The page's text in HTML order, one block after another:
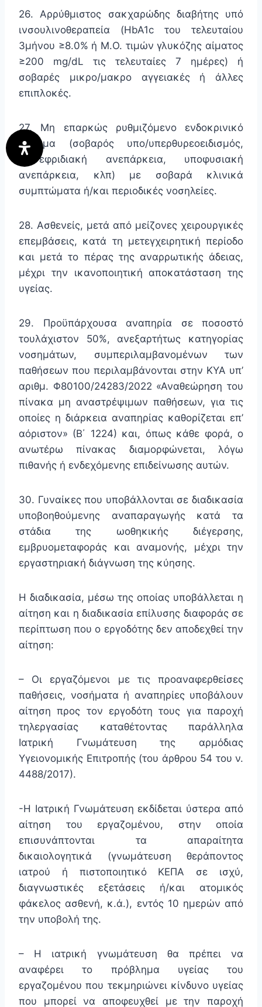
26. Αρρύθμιστος σακχαρώδης διαβήτης υπό
ινσουλινοθεραπεία (HbA1c του τελευταίου
3μήνου ≥8.0% ή Μ.Ο. τιμών γλυκόζης αίματος
≥200 mg/dL τις τελευταίες 7 ημέρες) ή
σοβαρές μικρο/μακρο αγγειακές ή άλλες
επιπλοκές.
27. Μη επαρκώς ρυθμιζόμενο ενδοκρινικό
νόσημα (σοβαρός υπο/υπερθυρεοειδισμός,
επινεφριδιακή ανεπάρκεια, υποφυσιακή
ανεπάρκεια, κλπ) με σοβαρά κλινικά
συμπτώματα ή/και περιοδικές νοσηλείες.
28. Ασθενείς, μετά από μείζονες χειρουργικές
επεμβάσεις, κατά τη μετεγχειρητική περίοδο
και μετά το πέρας της αναρρωτικής άδειας,
μέχρι την ικανοποιητική αποκατάσταση της
υγείας.
29. Προϋπάρχουσα αναπηρία σε ποσοστό
τουλάχιστον 50%, ανεξαρτήτως κατηγορίας
νοσημάτων, συμπεριλαμβανομένων των
παθήσεων που περιλαμβάνονται στην ΚΥΑ υπ’
αριθμ. Φ80100/24283/2022 «Αναθεώρηση του
πίνακα μη αναστρέψιμων παθήσεων, για τις
οποίες η διάρκεια αναπηρίας καθορίζεται επ’
αόριστον» (Β΄ 1224) και, όπως κάθε φορά, ο
ανωτέρω πίνακας διαμορφώνεται, λόγω
πιθανής ή ενδεχόμενης επιδείνωσης αυτών.
30. Γυναίκες που υποβάλλονται σε διαδικασία
υποβοηθούμενης αναπαραγωγής κατά τα
στάδια της ωοθηκικής διέγερσης,
εμβρυομεταφοράς και αναμονής, μέχρι την
εργαστηριακή διάγνωση της κύησης.
Η διαδικασία, μέσω της οποίας υποβάλλεται η
αίτηση και η διαδικασία επίλυσης διαφοράς σε
περίπτωση που ο εργοδότης δεν αποδεχθεί την
αίτηση:
– Οι εργαζόμενοι με τις προαναφερθείσες
παθήσεις, νοσήματα ή αναπηρίες υποβάλουν
αίτηση προς τον εργοδότη τους για παροχή
τηλεργασίας καταθέτοντας παράλληλα
Ιατρική Γνωμάτευση της αρμόδιας
Υγειονομικής Επιτροπής (του άρθρου 54 του ν.
4488/2017).
-Η Ιατρική Γνωμάτευση εκδίδεται ύστερα από
αίτηση του εργαζομένου, στην οποία
επισυνάπτονται τα απαραίτητα
δικαιολογητικά (γνωμάτευση θεράποντος
ιατρού ή πιστοποιητικό ΚΕΠΑ σε ισχύ,
διαγνωστικές εξετάσεις ή/και ατομικός
φάκελος ασθενή, κ.ά.), εντός 10 ημερών από
την υποβολή της.
– Η ιατρική γνωμάτευση θα πρέπει να
αναφέρει το πρόβλημα υγείας του
εργαζομένου που τεκμηριώνει κίνδυνο υγείας
που μπορεί να αποφευχθεί με την παροχή